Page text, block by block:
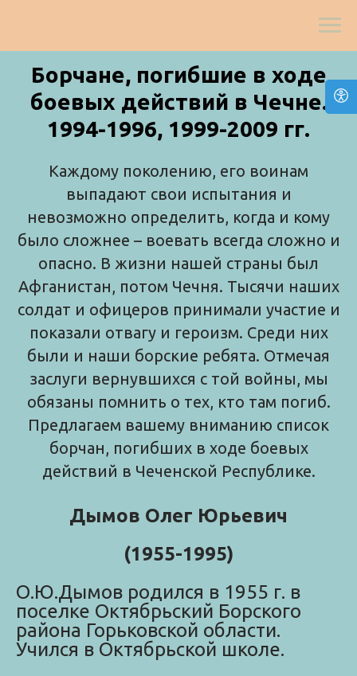
Борчане, погибшие в ходе
боевых действий в Чечне.
1994-1996, 1999-2009 гг.
Каждому поколению, его воинам
выпадают свои испытания и
невозможно определить, когда и кому
было сложнее – воевать всегда сложно и
опасно. В жизни нашей страны был
Афганистан, потом Чечня. Тысячи наших
солдат и офицеров принимали участие и
показали отвагу и героизм. Среди них
были и наши борские ребята. Отмечая
заслуги вернувшихся с той войны, мы
обязаны помнить о тех, кто там погиб.
Предлагаем вашему вниманию список
борчан, погибших в ходе боевых
действий в Чеченской Республике.
Дымов Олег Юрьевич
(1955-1995)
О.Ю.Дымов родился в 1955 г. в
поселке Октябрьский Борского
района Горьковской области.
Учился в Октябрьской школе.